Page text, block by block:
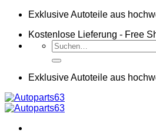
Zum
springen
Exklusive Autoteile aus
Kostenlose Lieferung - Free
Suchen
nach:
Exklusive Autoteile aus